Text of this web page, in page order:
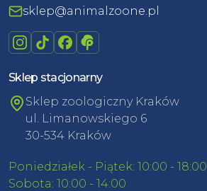
sklep@animalzoone.pl
Sklep stacjonarny
Sklep zoologiczny Kraków
ul. Limanowskiego 6
30-534 Kraków
Poniedziałek - Piątek: 10:00 - 18:00
Sobota: 10:00 - 14:00